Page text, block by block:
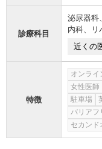
診療科目
泌尿器科、
内科、
近くの
特徴
オンライ
女性医師
駐車場
バリアフ
セカンド